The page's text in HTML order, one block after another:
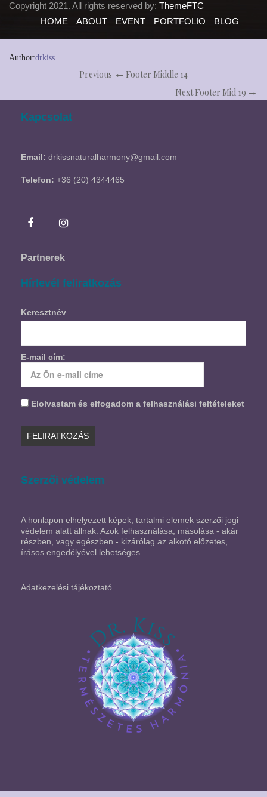
Copyright 2021. All rights reserved by: ThemeFTC
HOME
ABOUT EVENT PORTFOLIO BLOG
Author:drkiss
Previous
Footer Middle 14
Next Footer Mid 19
Kapcsolat
Email: drkissnaturalharmony@gmail.com
Telefon: +36 (20) 4344465
Partnerek
Hírlevél feliratkozás
Keresztnév
E-mail cím:
Elolvastam és elfogadom a felhasználási feltételeket
Szerzői védelem
A honlapon elhelyezett képek, tartalmi elemek szerzői jogi
védelem alatt állnak. Azok felhasználása, másolása - akár
részben, vagy egészben - kizárólag az alkotó előzetes,
írásos engedélyével lehetséges.
Adatkezelési tájékoztató